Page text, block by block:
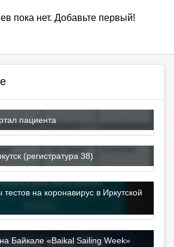
пока нет. Добавьте первый!
пациента
(регистратура 38)
тестов на коронавирус в Иркутской
Байкале «Baikal Sailing Week»